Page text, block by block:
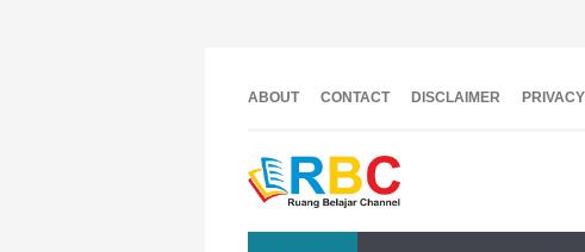
ABOUT CONTACT DISCLAIMER